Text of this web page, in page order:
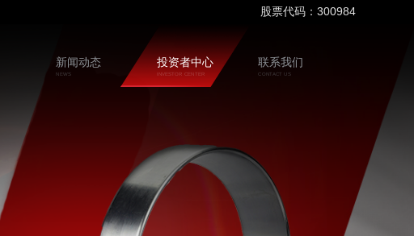
股票代码：300984
新闻动态
NEWS
投资者中心
INVESTOR CENTER
联系我们
CONTACT US